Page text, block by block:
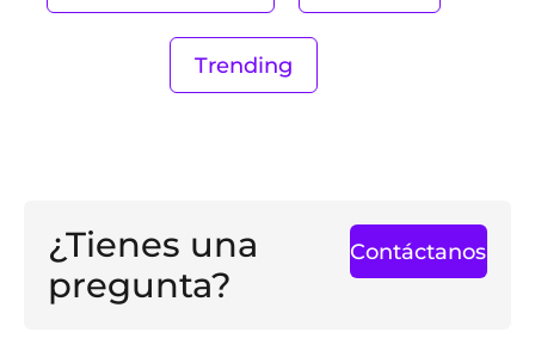
Trending
¿Tienes una
pregunta?
Contáctanos